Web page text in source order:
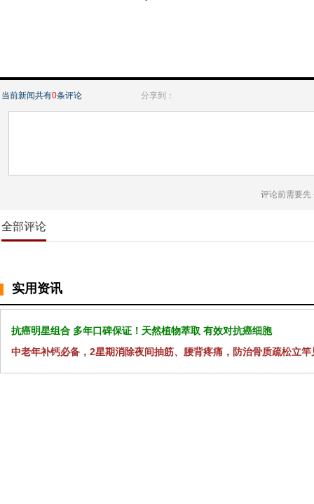
当前新闻共有0条评论 分享到：
评论前需要先
全部评论
实用资讯
抗癌明星组合 多年口碑保证！天然植物萃取 有效对抗癌细胞
中老年补钙必备，2星期消除夜间抽筋、腰背疼痛，防治骨质疏松立竿